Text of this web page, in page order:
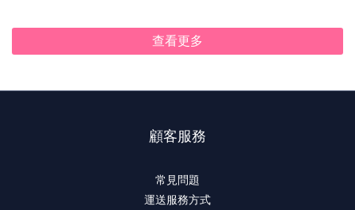
查看更多
顧客服務
常見問題
運送服務方式